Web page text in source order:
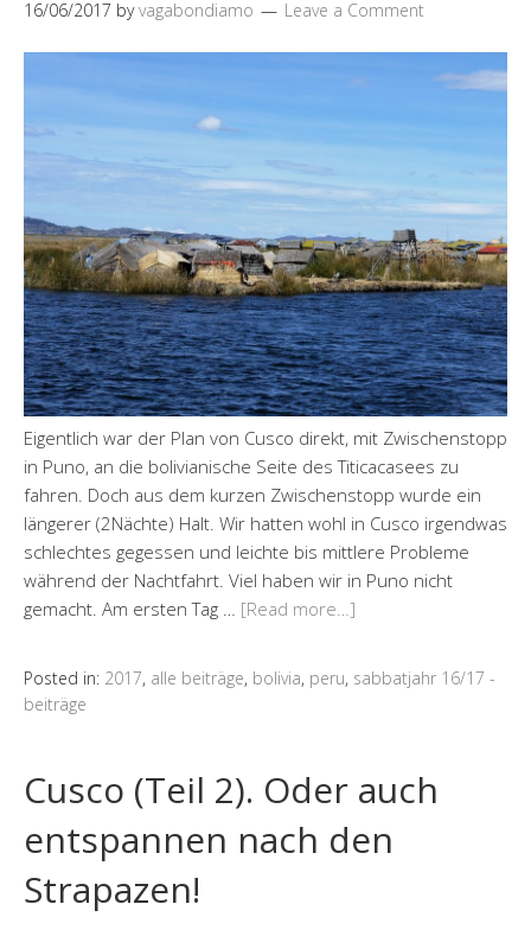
16/06/2017 byvagabondiamo Leave a Comment
Eigentlich war der Plan von Cusco direkt, mit Zwischenstopp
in Puno, an die bolivianische Seite des Titicacasees zu
fahren. Doch aus dem kurzen Zwischenstopp wurde ein
längerer (2Nächte) Halt. Wir hatten wohl in Cusco irgendwas
schlechtes gegessen und leichte bis mittlere Probleme
während der Nachtfahrt. Viel haben wir in Puno nicht
gemacht. Am ersten Tag … [Read more…]
Posted in: 2017, alle beiträge, bolivia, peru, sabbatjahr 16/17 -
beiträge
Cusco (Teil 2). Oder auch
entspannen nach den
Strapazen!